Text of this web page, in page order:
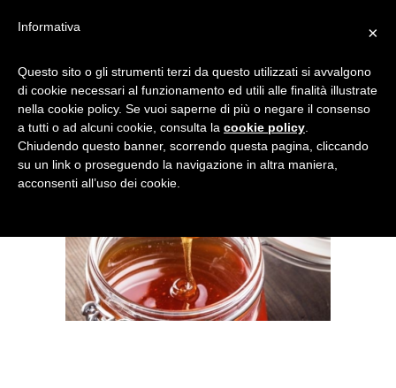
×
Informativa
Questo sito o gli strumenti terzi da questo utilizzati si avvalgono
di cookie necessari al funzionamento ed utili alle finalità illustrate
nella cookie policy. Se vuoi saperne di più o negare il consenso
a tutti o ad alcuni cookie, consulta la cookie policy
Chiudendo questo banner, scorrendo questa pagina, cliccando
su un link o proseguendo la navigazione in altra maniera,
acconsenti all’uso dei cookie.